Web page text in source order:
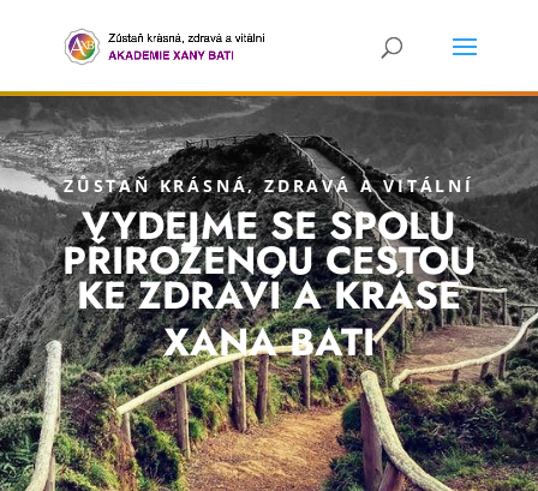
ZŮSTAŇ KRÁSNÁ, ZDRAVÁ A VITÁLNÍ
VYDEJME SE SPOLU
PŘIROZENOU CESTOU
KE ZDRAVÍ A KRÁSE
XANA BATI